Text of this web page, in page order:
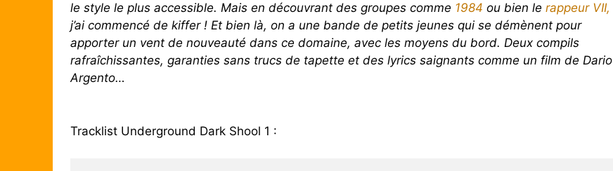
le style le plus accessible. Mais en découvrant des groupes comme 1984 ou bien le rappeur VII,
j’ai commencé de kiffer ! Et bien là, on a une bande de petits jeunes qui se démènent pour
apporter un vent de nouveauté dans ce domaine, avec les moyens du bord. Deux compils
rafraîchissantes, garanties sans trucs de tapette et des lyrics saignants comme un film de Dario
Argento…
Tracklist Underground Dark Shool 1 :